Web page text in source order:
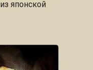
японской